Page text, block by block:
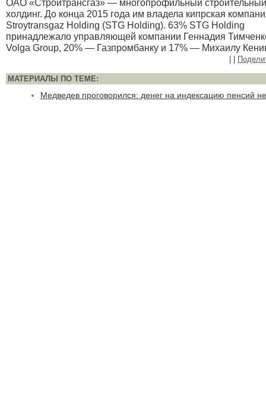
ОАО «Стройтрансгаз» — многопрофильный строительный
холдинг. До конца 2015 года им владела кипрская
Stroytransgaz Holding (STG Holding). 63% STG Holding
принадлежало управляющей компании Геннадия
Volga Group, 20% — Газпромбанку и 17% — Михаилу
МАТЕРИАЛЫ ПО ТЕМЕ:
Медведев проговорился: денег на индексацию пенсий